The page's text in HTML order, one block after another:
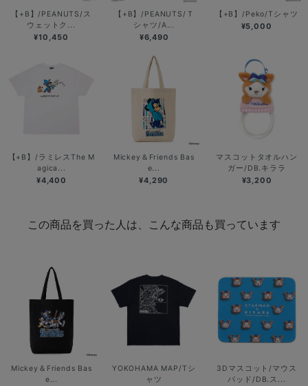
【+B】/PEANUTS/ス
ウェットク...
¥10,450
【+B】/PEANUTS/Ｔ
シャツ/A...
¥6,490
【+B】/Peko/Tシャツ
¥5,000
【+B】/ラミレスThe M
agica...
¥4,400
Mickey＆Friends Bas
e...
¥4,290
マスコットタオルハン
ガー/DB.キララ
¥3,200
この商品を買った人は、こんな商品も買っています
Mickey＆Friends Bas
e...
YOKOHAMA MAP/Tシ
ャツ
3Dマスコット/マウス
パッド/DB.ス...